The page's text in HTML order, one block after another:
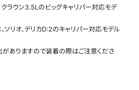
ラウン3.5Lのビッグキャリパー対応モデ
ソリオ、デリカD:2のキャリパー対応モデル
がありますので装着の際はご注意くださ